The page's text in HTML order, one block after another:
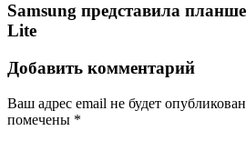
Samsung представила
Lite
Добавить комментарий
Ваш адрес email не будет
помечены *